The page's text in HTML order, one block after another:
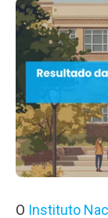
O Instituto